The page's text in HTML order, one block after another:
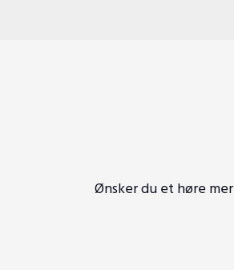
Ønsker du et høre